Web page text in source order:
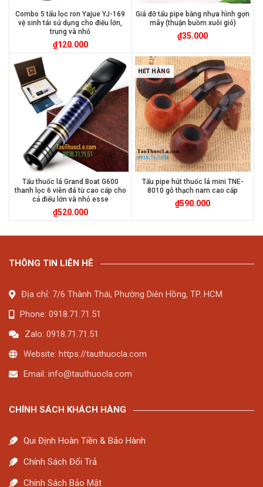
Combo 5 tẩu lọc ron Yajue YJ-169
vệ sinh tái sử dụng cho điếu lớn,
trung và nhỏ
₫120.000
Giá đỡ tẩu pipe bằng nhựa hình gợn
mây (thuận buồm xuôi gió)
₫35.000
Tẩu thuốc lá Grand Boat G600
thanh lọc 6 viên đá từ cao cấp cho
cả điếu lớn và nhỏ esse
₫520.000
HẾT HÀNG
Tẩu pipe hút thuốc lá mini TNE-
8010 gỗ thạch nam cao cấp
₫590.000
THÔNG TIN LIÊN HÊ
Địa chỉ: 7/6 Thành Thái, Phường Diên Hồng, TP. HCM
Phone: 0918.71.71.51
Zalo: 0918.71.71.51
Website: https://tauthuocla.com
Email: info@tauthuocla.com
CHÍNH SÁCH KHÁCH HÀNG
Qui Định Hoàn Tiền & Bảo Hành
Chính Sách Đổi Trả
Chính Sách Bảo Mật